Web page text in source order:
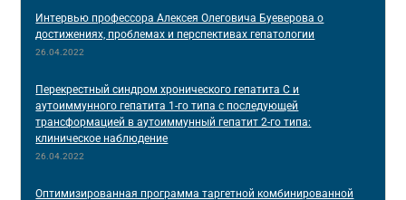
Интервью профессора Алексея Олеговича Буеверова о
достижениях, проблемах и перспективах гепатологии
26.04.2022
Перекрестный синдром хронического гепатита С и
аутоиммунного гепатита 1-го типа с последующей
трансформацией в аутоиммунный гепатит 2-го типа:
клиническое наблюдение
26.04.2022
Оптимизированная программа таргетной комбинированной